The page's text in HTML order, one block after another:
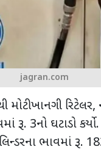
jagran.com
મોટી ખાનગી રિટેલર,
રૂ. 3નો ઘટાડો
ભાવમાં રૂ.